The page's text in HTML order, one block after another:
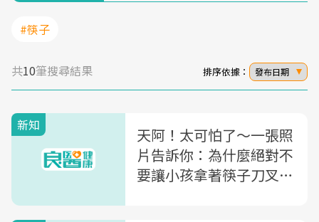
#筷子
共10筆搜尋結果 排序依據： 發布日期
新知
天阿！太可怕了～一張照
片告訴你：為什麼絕對不
要讓小孩拿著筷子刀叉奔